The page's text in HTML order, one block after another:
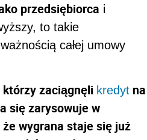
przedsiębiorca i
to takie
całej umowy
zaciągnęli kredyt na
się zarysowuje w
wygrana staje się już